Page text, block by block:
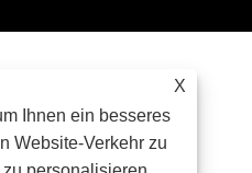
X
Ihnen ein besseres
Website-Verkehr zu